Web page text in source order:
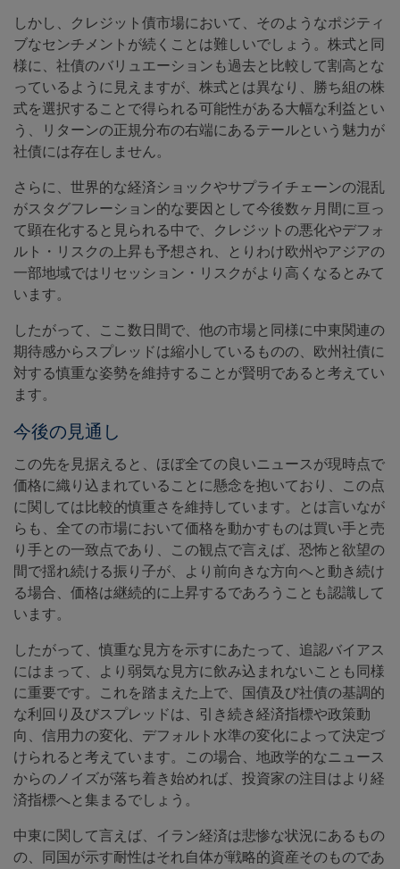
しかし、クレジット債市場において、そのようなポジティ
ブなセンチメントが続くことは難しいでしょう。株式と同
様に、社債のバリュエーションも過去と比較して割高とな
っているように見えますが、株式とは異なり、勝ち組の株
式を選択することで得られる可能性がある大幅な利益とい
う、リターンの正規分布の右端にあるテールという魅力が
社債には存在しません。
さらに、世界的な経済ショックやサプライチェーンの混乱
がスタグフレーション的な要因として今後数ヶ月間に亘っ
て顕在化すると見られる中で、クレジットの悪化やデフォ
ルト・リスクの上昇も予想され、とりわけ欧州やアジアの
一部地域ではリセッション・リスクがより高くなるとみて
います。
したがって、ここ数日間で、他の市場と同様に中東関連の
期待感からスプレッドは縮小しているものの、欧州社債に
対する慎重な姿勢を維持することが賢明であると考えてい
ます。
今後の見通し
この先を見据えると、ほぼ全ての良いニュースが現時点で
価格に織り込まれていることに懸念を抱いており、この点
に関しては比較的慎重さを維持しています。とは言いなが
らも、全ての市場において価格を動かすものは買い手と売
り手との一致点であり、この観点で言えば、恐怖と欲望の
間で揺れ続ける振り子が、より前向きな方向へと動き続け
る場合、価格は継続的に上昇するであろうことも認識して
います。
したがって、慎重な見方を示すにあたって、追認バイアス
にはまって、より弱気な見方に飲み込まれないことも同様
に重要です。これを踏まえた上で、国債及び社債の基調的
な利回り及びスプレッドは、引き続き経済指標や政策動
向、信用力の変化、デフォルト水準の変化によって決定づ
けられると考えています。この場合、地政学的なニュース
からのノイズが落ち着き始めれば、投資家の注目はより経
済指標へと集まるでしょう。
中東に関して言えば、イラン経済は悲惨な状況にあるもの
の、同国が示す耐性はそれ自体が戦略的資産そのものであ